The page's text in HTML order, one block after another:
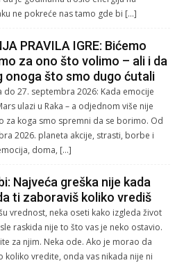
ne pokreće nas tamo gde bi […]
PRAVILA IGRE: Bićemo
za ono što volimo – ali i da
onoga što smo dugo ćutali
do 27. septembra 2026: Kada emocije
ulazi u Raka – a odjednom više nije
za koga smo spremni da se borimo. Od
2026. planeta akcije, strasti, borbe i
doma, […]
Najveća greška nije kada
ti zaboraviš koliko vrediš
vrednost, neka oseti kako izgleda život
raskida nije to što vas je neko ostavio.
za njim. Neka ode. Ako je morao da
koliko vredite, onda vas nikada nije ni